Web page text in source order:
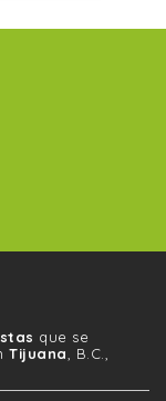
que se
Tijuana, B.C.,